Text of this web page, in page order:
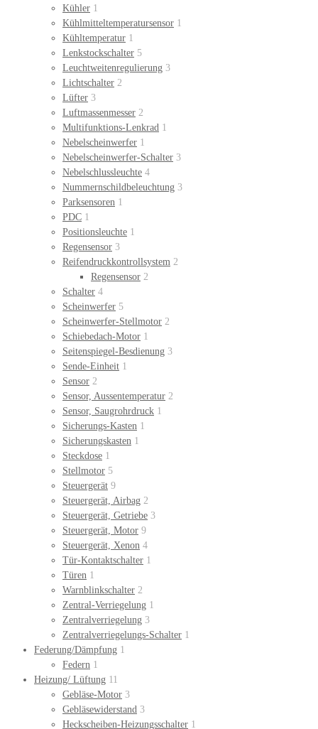
Kühler 1
Kühlmitteltemperatursensor 1
Kühltemperatur 1
Lenkstockschalter 5
Leuchtweitenregulierung 3
Lichtschalter 2
Lüfter 3
Luftmassenmesser 2
Multifunktions-Lenkrad 1
Nebelscheinwerfer 1
Nebelscheinwerfer-Schalter 3
Nebelschlussleuchte 4
Nummernschildbeleuchtung 3
Parksensoren 1
PDC 1
Positionsleuchte 1
Regensensor 3
Reifendruckkontrollsystem 2
Regensensor 2
Schalter 4
Scheinwerfer 5
Scheinwerfer-Stellmotor 2
Schiebedach-Motor 1
Seitenspiegel-Besdienung 3
Sende-Einheit 1
Sensor 2
Sensor, Aussentemperatur 2
Sensor, Saugrohrdruck 1
Sicherungs-Kasten 1
Sicherungskasten 1
Steckdose 1
Stellmotor 5
Steuergerät 9
Steuergerät, Airbag 2
Steuergerät, Getriebe 3
Steuergerät, Motor 9
Steuergerät, Xenon 4
Tür-Kontaktschalter 1
Türen 1
Warnblinkschalter 2
Zentral-Verriegelung 1
Zentralverriegelung 3
Zentralverriegelungs-Schalter 1
Federung/Dämpfung 1
Federn 1
Heizung/ Lüftung 11
Gebläse-Motor 3
Gebläsewiderstand 3
Heckscheiben-Heizungsschalter 1